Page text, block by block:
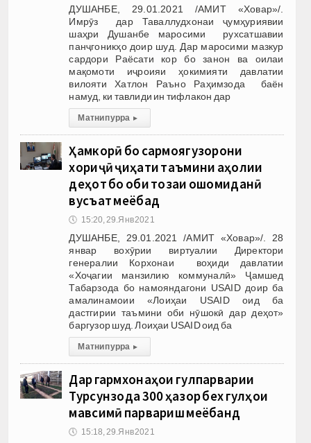
ДУШАНБЕ, 29.01.2021 /АМИТ «Ховар»/.
Имрӯз дар Таваллудхонаи ҷумҳуриявии
шаҳри Душанбе маросими рухсатшавии
панҷгоникҳо доир шуд. Дар маросими мазкур
сардори Раёсати кор бо занон ва оилаи
мақомоти иҷроияи ҳокимияти давлатии
вилояти Хатлон Раъно Раҳимзода баён
намуд, ки тавлиди ин тифлакон дар
Матни пурра ▸
Ҳамкорӣ бо сармоягузорони
хориҷӣ ҷиҳати таъмини аҳолии
деҳот бо оби тозаи ошомиданӣ
вусъат меёбад
🕔 15:20, 29.Янв 2021
ДУШАНБЕ, 29.01.2021 /АМИТ «Ховар»/. 28
январ вохӯрии виртуалии Директори
генералии Корхонаи воҳиди давлатии
«Хоҷагии манзилию коммуналӣ» Ҷамшед
Табарзода бо намояндагони USAID доир ба
амалинамоии «Лоиҳаи USAID оид ба
дастгирии таъмини оби нӯшокӣ дар деҳот»
баргузор шуд. Лоиҳаи USAID оид ба
Матни пурра ▸
Дар гармхонаҳои гулпарварии
Турсунзода 300 ҳазор бех гулҳои
мавсимӣ парвариш меёбанд
🕔 15:18, 29.Янв 2021